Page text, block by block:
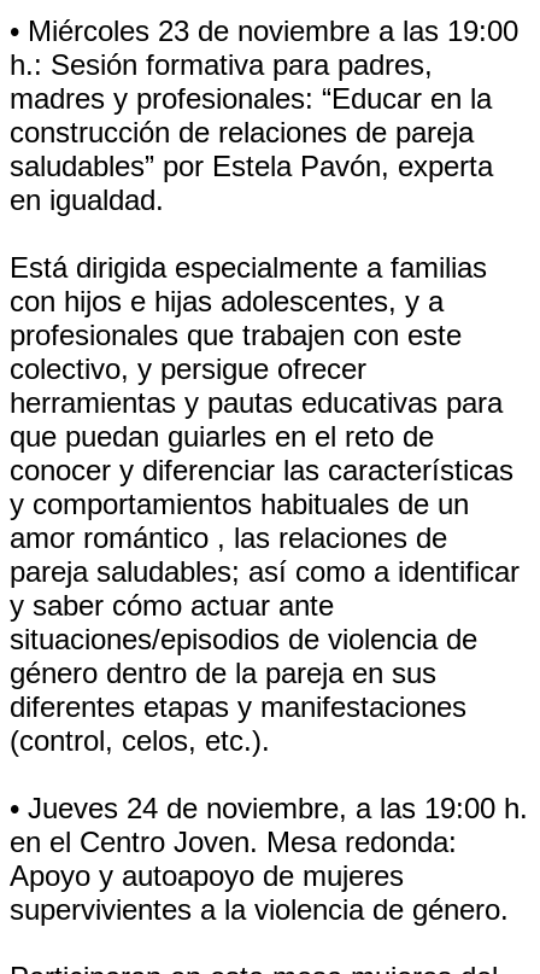
• Miércoles 23 de noviembre a las 19:00
h.: Sesión formativa para padres,
madres y profesionales: “Educar en la
construcción de relaciones de pareja
saludables” por Estela Pavón, experta
en igualdad.
Está dirigida especialmente a familias
con hijos e hijas adolescentes, y a
profesionales que trabajen con este
colectivo, y persigue ofrecer
herramientas y pautas educativas para
que puedan guiarles en el reto de
conocer y diferenciar las características
y comportamientos habituales de un
amor romántico , las relaciones de
pareja saludables; así como a identificar
y saber cómo actuar ante
situaciones/episodios de violencia de
género dentro de la pareja en sus
diferentes etapas y manifestaciones
(control, celos, etc.).
• Jueves 24 de noviembre, a las 19:00 h.
en el Centro Joven. Mesa redonda:
Apoyo y autoapoyo de mujeres
supervivientes a la violencia de género.